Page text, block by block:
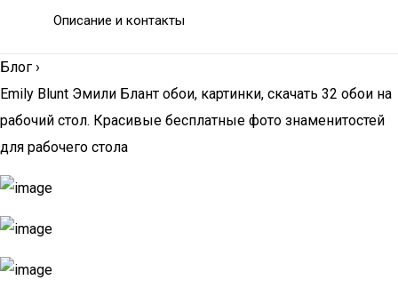
Описание и контакты
Блог ›
Emily Blunt Эмили Блант обои, картинки, скачать 32 обои на
рабочий стол. Красивые бесплатные фото знаменитостей
для рабочего стола